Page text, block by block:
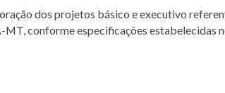
dos projetos básico e executivo
MT, conforme especificações estabelecidas